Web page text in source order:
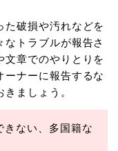
た破損や汚れなどを
トラブルが報告さ
文章でのやりとりを
ーナーに報告するな
ましょう。
きない、多国籍な